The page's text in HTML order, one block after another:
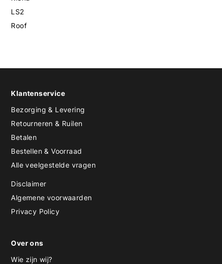
LS2
Roof
Klantenservice
Bezorging & Levering
Retourneren & Ruilen
Betalen
Bestellen & Voorraad
Alle veelgestelde vragen
Disclaimer
Algemene voorwaarden
Privacy Policy
Over ons
Wie zijn wij?